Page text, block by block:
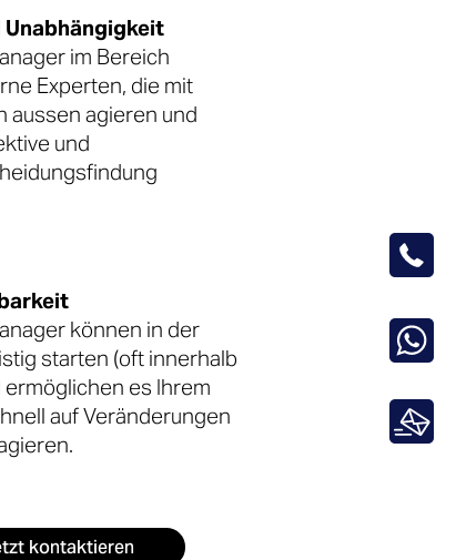
im Bereich
Experten, die mit
aussen agieren und
und
können in der
starten (oft innerhalb
ermöglichen es Ihrem
auf Veränderungen
kontaktieren